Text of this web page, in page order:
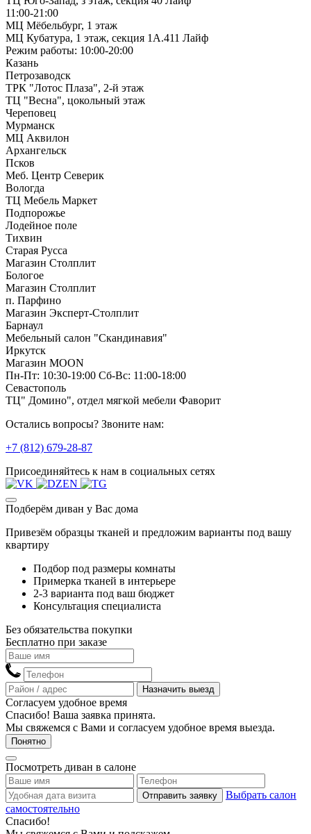
11:00-21:00
МЦ Мёбельбург, 1 этаж
МЦ Кубатура, 1 этаж, секция 1А.411 Лайф
Режим работы: 10:00-20:00
Казань
Петрозаводск
ТРК "Лотос Плаза", 2-й этаж
ТЦ "Весна", цокольный этаж
Череповец
Мурманск
МЦ Аквилон
Архангельск
Псков
Меб. Центр Северик
Вологда
ТЦ Мебель Маркет
Подпорожье
Лодейное поле
Тихвин
Старая Русса
Магазин Столплит
Бологое
Магазин Столплит
п. Парфино
Магазин Эксперт-Столплит
Барнаул
Мебельный салон "Скандинавия"
Иркутск
Магазин MOON
Пн-Пт: 10:30-19:00 Сб-Вс: 11:00-18:00
Севастополь
ТЦ" Домино", отдел мягкой мебели Фаворит
Остались вопросы? Звоните нам:
+7 (812) 679-28-87
Присоединяйтесь к нам в социальных сетях
Подберём диван у Вас дома
Привезём образцы тканей и предложим варианты под вашу
квартиру
Подбор под размеры комнаты
Примерка тканей в интерьере
2-3 варианта под ваш бюджет
Консультация специалиста
Без обязательства покупки
Бесплатно при заказе
Назначить выезд
Согласуем удобное время
Спасибо! Ваша заявка принята.
Мы свяжемся с Вами и согласуем удобное время выезда.
Понятно
Посмотреть диван в салоне
Отправить заявку
Выбрать салон
самостоятельно
Спасибо!